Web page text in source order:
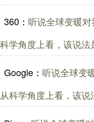
360： 听说全球变暖
科学角度上看，该说法
Google： 听说全球变
从科学角度上看，该说